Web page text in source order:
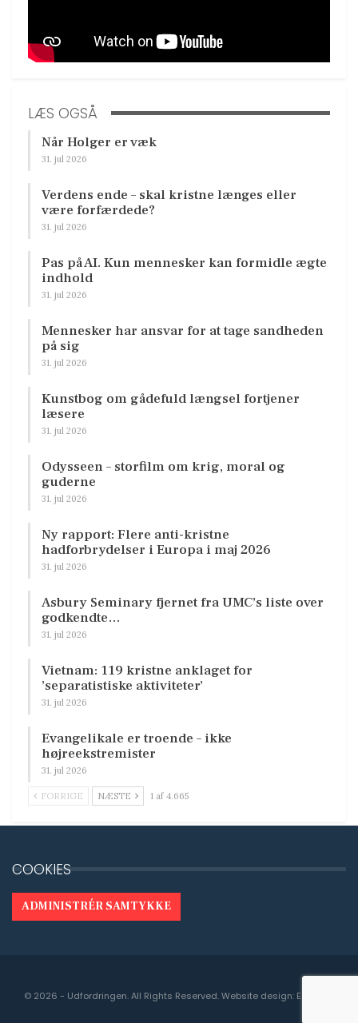
LÆS OGSÅ
Når Holger er væk
31. jul 2026
Verdens ende – skal kristne længes eller
være forfærdede?
31. jul 2026
Pas på AI. Kun mennesker kan formidle ægte
indhold
31. jul 2026
Mennesker har ansvar for at tage sandheden
på sig
31. jul 2026
Kunstbog om gådefuld længsel fortjener
læsere
31. jul 2026
Odysseen – storfilm om krig, moral og
guderne
31. jul 2026
Ny rapport: Flere anti-kristne
hadforbrydelser i Europa i maj 2026
31. jul 2026
Asbury Seminary fjernet fra UMC’s liste over
godkendte…
31. jul 2026
Vietnam: 119 kristne anklaget for
’separatistiske aktiviteter’
31. jul 2026
Evangelikale er troende – ikke
højreekstremister
31. jul 2026
FORRIGE NÆSTE 1 af 4.665
COOKIES
ADMINISTRÉR SAMTYKKE
© 2026 - Udfordringen. All Rights Reserved.Website design: Engedal